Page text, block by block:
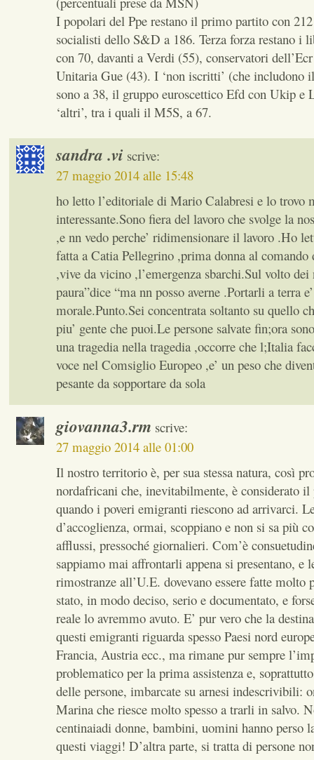
I popolari del Ppe restano il primo partito con
socialisti dello S&D a 186. Terza forza restano i
con 70, davanti a Verdi (55), conservatori
Unitaria Gue (43). I ‘non iscritti’ (che includono
sono a 38, il gruppo euroscettico Efd con Ukip e
‘altri’, tra i quali il M5S, a 67.
sandra .vi scrive:
27 maggio 2014 alle 15:48
ho letto l’editoriale di Mario Calabresi e lo trovo
interessante.Sono fiera del lavoro che svolge la
,e nn vedo perche’ ridimensionare il lavoro .Ho
fatta a Catia Pellegrino ,prima donna al comando
,vive da vicino ,l’emergenza sbarchi.Sul volto
paura”dice “ma nn posso averne .Portarli a terra
morale.Punto.Sei concentrata soltanto su quello
piu’ gente che puoi.Le persone salvate fin;ora
una tragedia nella tragedia ,occorre che l;Italia
voce nel Comsiglio Europeo ,e’ un peso che
pesante da sopportare da sola
giovanna3.rm scrive:
27 maggio 2014 alle 01:00
Il nostro territorio è, per sua stessa natura, così
nordafricani che, inevitabilmente, è considerato
quando i poveri emigranti riescono ad arrivarci.
d’accoglienza, ormai, scoppiano e non si sa più
afflussi, pressoché giornalieri. Com’è
sappiamo mai affrontarli appena si presentano, e
rimostranze all’U.E. dovevano essere fatte molto
stato, in modo deciso, serio e documentato, e
reale lo avremmo avuto. E’ pur vero che la
questi emigranti riguarda spesso Paesi nord
Francia, Austria ecc., ma rimane pur sempre
problematico per la prima assistenza e,
delle persone, imbarcate su arnesi indescrivibili:
Marina che riesce molto spesso a trarli in salvo.
centinaiadi donne, bambini, uomini hanno perso
questi viaggi! D’altra parte, si tratta di persone